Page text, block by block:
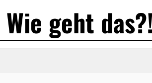
geht das?!